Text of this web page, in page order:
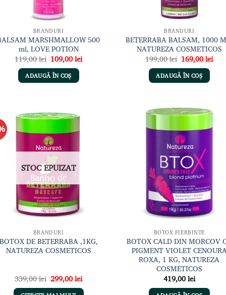
BRANDURI
MARSHMALLOW 500
ml, LOVE POTION
119,00lei Prețul
inițial
a
fost:
119,00 lei.
109,00leiPrețul
curent
ADAUGĂ ÎN COȘ
BRANDURI
BETERRABA BALSAM, 1000
NATUREZA COSMETICOS
199,00lei Prețul
inițial
a
fost:
199,00 lei.
169,00leiPrețul
ADAUGĂ ÎN COȘ
STOC EPUIZAT
BRANDURI
DE BETERRABA ,1KG,
NATUREZA COSMETICOS
339,00lei Prețul
inițial
a
299,00leiPrețul
curent
este:
BOTOX FIERBINTE
BOTOX CALD DIN MORCOV
PIGMENT VIOLET
ROXA, 1 KG, NATUREZA
COSMETICOS
419,00lei